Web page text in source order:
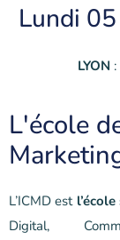
Lundi
LYON
L'école
L’ICMD est
Digital,